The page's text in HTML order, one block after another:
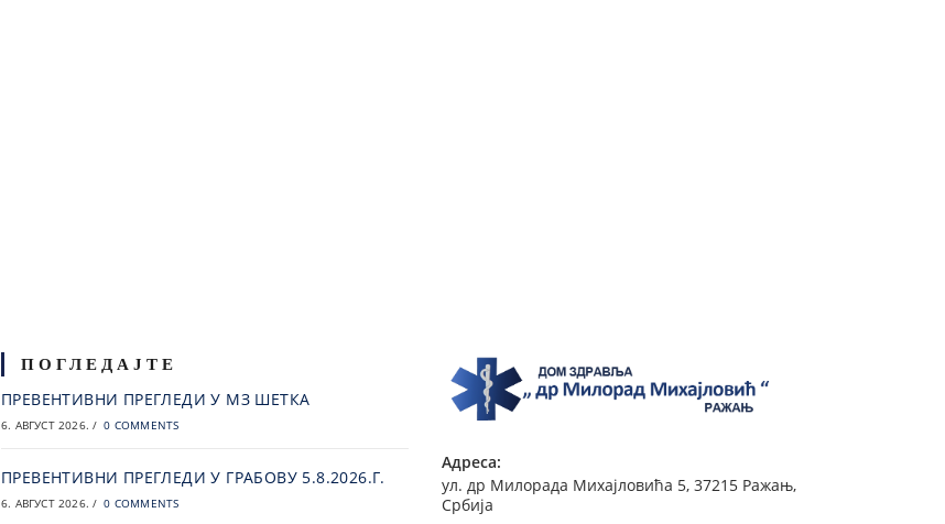
ПОГЛЕДАЈТЕ
ПРЕВЕНТИВНИ ПРЕГЛЕДИ У МЗ ШЕТКА
6. АВГУСТ 2026. / 0 COMMENTS
ПРЕВЕНТИВНИ ПРЕГЛЕДИ У ГРАБОВУ 5.8.2026.Г.
6. АВГУСТ 2026. / 0 COMMENTS
Адреса:
ул. др Милорада Михајловића 5, 37215 Ражањ,
Србија